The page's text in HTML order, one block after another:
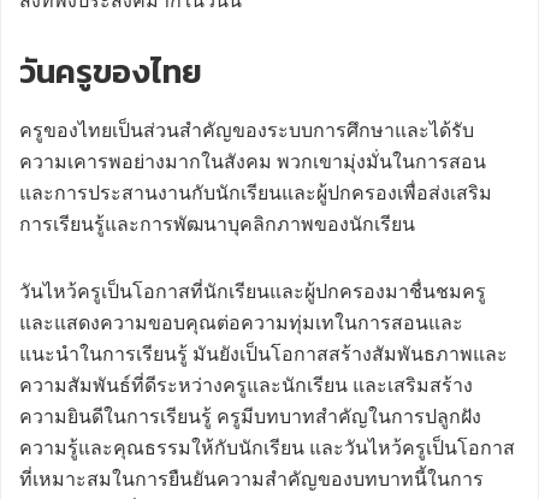
วันครูของไทย
ครูของไทยเป็นส่วนสำคัญของระบบการศึกษาและได้รับ
ความเคารพอย่างมากในสังคม พวกเขามุ่งมั่นในการสอน
และการประสานงานกับนักเรียนและผู้ปกครองเพื่อส่งเสริม
การเรียนรู้และการพัฒนาบุคลิกภาพของนักเรียน
วันไหว้ครูเป็นโอกาสที่นักเรียนและผู้ปกครองมาชื่นชมครู
และแสดงความขอบคุณต่อความทุ่มเทในการสอนและ
แนะนำในการเรียนรู้ มันยังเป็นโอกาสสร้างสัมพันธภาพและ
ความสัมพันธ์ที่ดีระหว่างครูและนักเรียน และเสริมสร้าง
ความยินดีในการเรียนรู้ ครูมีบทบาทสำคัญในการปลูกฝัง
ความรู้และคุณธรรมให้กับนักเรียน และวันไหว้ครูเป็นโอกาส
ที่เหมาะสมในการยืนยันความสำคัญของบทบาทนี้ในการ